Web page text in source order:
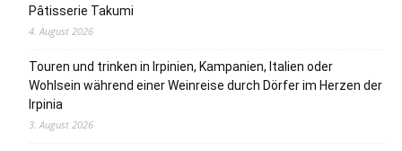
Pâtisserie Takumi
4. August 2026
Touren und trinken in Irpinien, Kampanien, Italien oder
Wohlsein während einer Weinreise durch Dörfer im Herzen der
Irpinia
3. August 2026